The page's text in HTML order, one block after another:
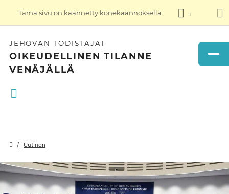
Tämä sivu on käännetty konekäännöksellä.
JEHOVAN TODISTAJAT
OIKEUDELLINEN TILANNE
VENÄJÄLLÄ
Uutinen